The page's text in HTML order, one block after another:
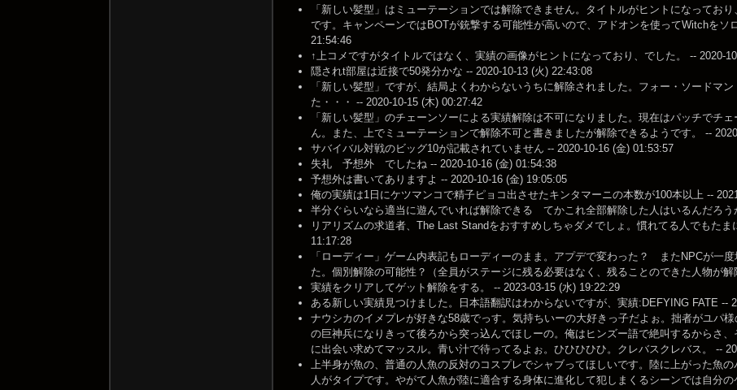
「新しい髪型」はミューテーションでは解除できません。タイトルがヒントになってお
です。キャンペーンではBOTが銃撃する可能性が高いので、アドオンを使ってWitchをソ
21:54:46
↑上コメですがタイトルではなく、実績の画像がヒントになっており、でした。 -- 2020-
隠されt部屋は近接で50発分かな -- 2020-10-13 (火) 22:43:08
「新しい髪型」ですが、結局よくわからないうちに解除されました。フォー・ソードマ
た・・・ -- 2020-10-15 (木) 00:27:42
「新しい髪型」のチェーンソーによる実績解除は不可になりました。現在はパッチでチ
ん。また、上でミューテーションで解除不可と書きましたが解除できるようです。 --
サバイバル対戦のビッグ10が記載されていません -- 2020-10-16 (金) 01:53:57
失礼 予想外 でしたね -- 2020-10-16 (金) 01:54:38
予想外は書いてありますよ -- 2020-10-16 (金) 19:05:05
俺の実績は1日にケツマンコで精子ピョコ出させたキンタマーニの本数が100本以上 --
半分ぐらいなら適当に遊んでいれば解除できる てかこれ全部解除した人はいるんだろう
リアリズムの求道者、The Last Standをおすすめしちゃダメでしょ。慣れてる人でもた
11:17:28
「ローディー」ゲーム内表記もローディーのまま。アプデで変わった？ またNPCが一
た。個別解除の可能性？（全員がステージに残る必要はなく、残ることのできた人物が
実績をクリアしてゲット解除をする。 -- 2023-03-15 (水) 19:22:29
ある新しい実績見つけました。日本語翻訳はわからないですが、実績:DEFYING FATE --
ナウシカのイメプレが好きな58歳でっす。気持ちいーの大好きっ子だよぉ。拙者がユパ
の巨神兵になりきって後ろから突っ込んでほしーの。俺はヒンズー語で絶叫するからさ
に出会い求めてマッスル。青い汁で待ってるよぉ。ひひひひひ。クレバスクレバス。 --
上半身が魚の、普通の人魚の反対のコスプレでシャブってほしいです。陸に上がった魚
人がタイプです。やがて人魚が陸に適合する身体に進化して犯しまくるシーンでは自分